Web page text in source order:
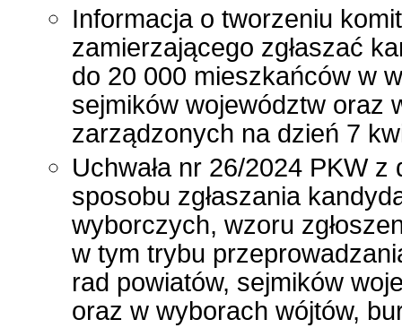
Informacja o tworzeniu
zamierzającego zgłaszać
do 20 000 mieszkańców w
sejmików województw oraz
zarządzonych na dzień 7
Uchwała nr 26/2024 PKW
sposobu zgłaszania
wyborczych, wzoru
w tym trybu
rad powiatów, sejmików
oraz w wyborach wójtów,